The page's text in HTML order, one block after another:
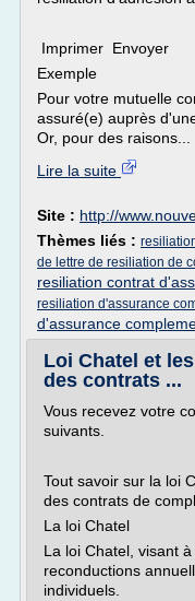
Imprimer Envoyer
Exemple
Pour votre mutuelle
assuré(e) auprès
Or, pour des raisons...
Lire la suite
Site : http://
Thèmes liés :
de lettre de resiliation de
resiliation contrat
resiliation d'assurance
d'assurance
Loi Chatel et
des contrats ...
Vous recevez votre
suivants.
Tout savoir sur la loi
des contrats de
La loi Chatel
La loi Chatel, visant
reconductions
individuels.